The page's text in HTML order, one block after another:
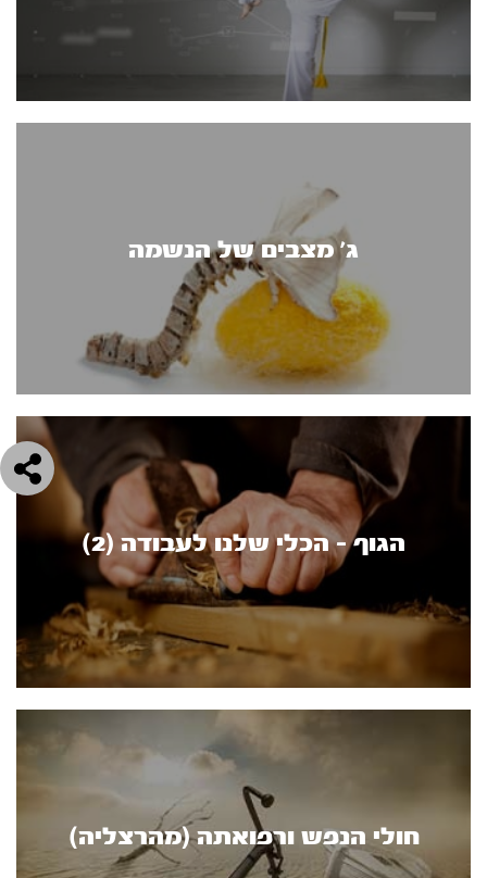
ג' מצבים של הנשמה
הגוף - הכלי שלנו לעבודה (2)
חולי הנפש ורפואתה (מהרצליה)